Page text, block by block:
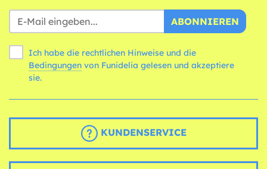
ABONNIEREN
Ich habe die rechtlichen Hinweise und die
Bedingungen
sie.
KUNDENSERVICE